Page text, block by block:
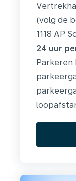
(volg de
1118 AP
24 uur
Parkeren